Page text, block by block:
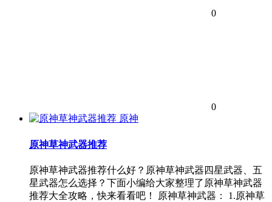
0
0
原神
原神草神武器推荐
原神草神武器推荐什么好？原神草神武器四星武器、五
星武器怎么选择？下面小编给大家整理了原神草神武器
推荐大全攻略，快来看看吧！ 原神草神武器： 1.原神草